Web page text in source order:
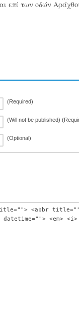
επί των οδών
(Required)
(Will not be published)
(Optional)
<abbr
<em>